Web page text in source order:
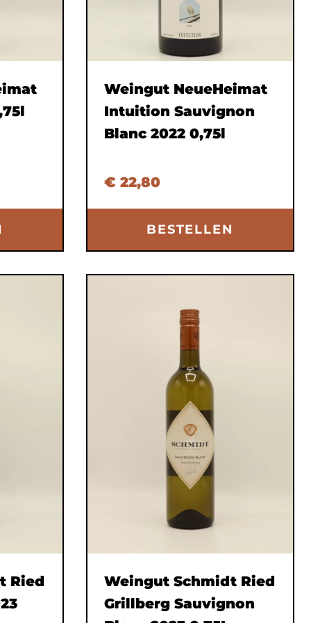
Weingut NeueHeimat
Intuition Sauvignon
Blanc 2022 0,75l
€ 22,80
BESTELLEN
Ried
Weingut Schmidt Ried
Grillberg Sauvignon